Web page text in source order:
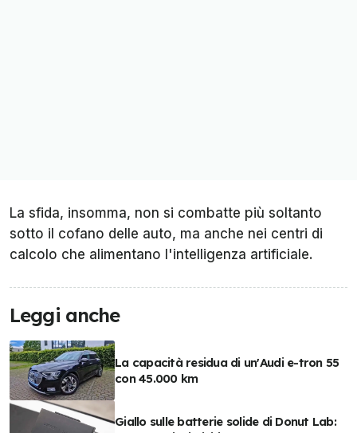
La sfida, insomma, non si combatte più soltanto
sotto il cofano delle auto, ma anche nei centri di
calcolo che alimentano l'intelligenza artificiale.
Leggi anche
La capacità residua di un'Audi e-tron 55
con 45.000 km
Giallo sulle batterie solide di Donut Lab: